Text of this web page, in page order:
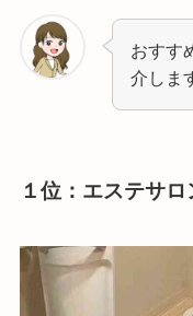
おすす
介しま
１位：エステサ